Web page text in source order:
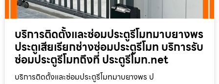
บริการติดตั้งและซ่อมประตูรีโมทมาบยางพร
ประตูเสียเรียกช่างซ่อมประตูรีโมท บริการรับ
ซ่อมประตูรีโมทถึงที่ ประตูรีโมท.net
บริการติดตั้งและซ่อมประตูรีโมทมาบยางพร ป